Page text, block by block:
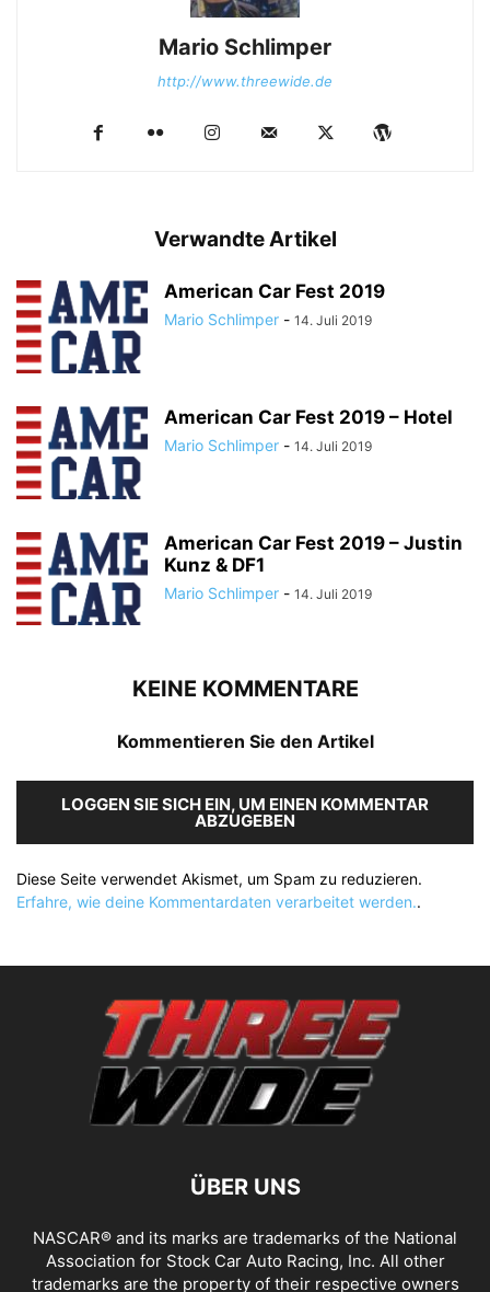
Mario Schlimper
http://www.threewide.de
Verwandte Artikel
American Car Fest 2019
Mario Schlimper - 14. Juli 2019
American Car Fest 2019 – Hotel
Mario Schlimper - 14. Juli 2019
American Car Fest 2019 – Justin
Kunz & DF1
Mario Schlimper - 14. Juli 2019
KEINE KOMMENTARE
Kommentieren Sie den Artikel
LOGGEN SIE SICH EIN, UM EINEN KOMMENTAR
ABZUGEBEN
Diese Seite verwendet Akismet, um Spam zu reduzieren.
Erfahre, wie deine Kommentardaten verarbeitet werden..
ÜBER UNS
NASCAR® and its marks are trademarks of the National
Association for Stock Car Auto Racing, Inc. All other
trademarks are the property of their respective owners